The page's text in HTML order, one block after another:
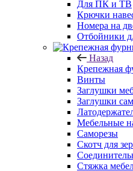
Для ПК и ТВ
Крючки
Номера на
Отбойники
Назад
Крепежная
Винты
Заглушки
Заглушки
Мебельные
Саморезы
Скотч для
Стяжка